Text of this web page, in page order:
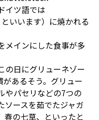
イツ語では
といいます）に焼かれる
メインにした食事が多
の日にグリューネゾー
あるそう。グリュー
やパセリなどの7つの
ソースを茹でたジャガ
春の七草、といったと